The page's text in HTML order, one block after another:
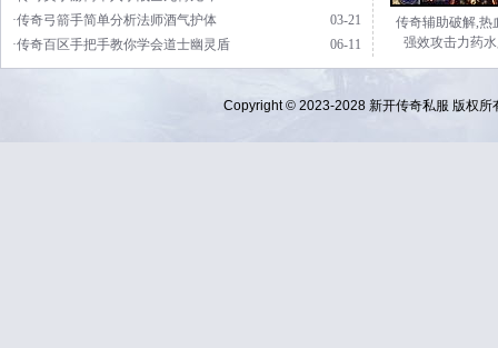
03-21
·传奇弓箭手简单分析法师酒气护体
06-11
·传奇百区手把手教你学会道士幽灵盾
传奇辅助破解,热
强效攻击力药
Copyright © 2023-2028 新开传奇私服 版权所